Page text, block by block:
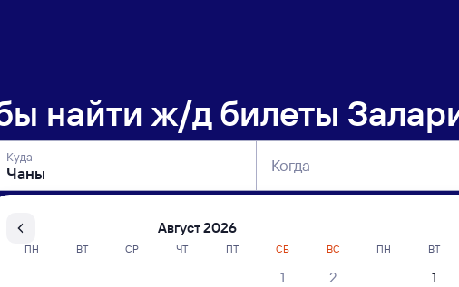
найти ж/д билеты
Куда Когда
Август 2026
ПН ВТ СР ЧТ ПТ СБ ВС
1 2
ПН ВТ
1